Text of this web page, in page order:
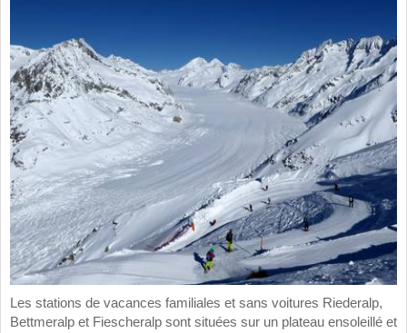
Les stations de vacances familiales et sans voitures Riederalp,
Bettmeralp et Fiescheralp sont situées sur un plateau ensoleillé et